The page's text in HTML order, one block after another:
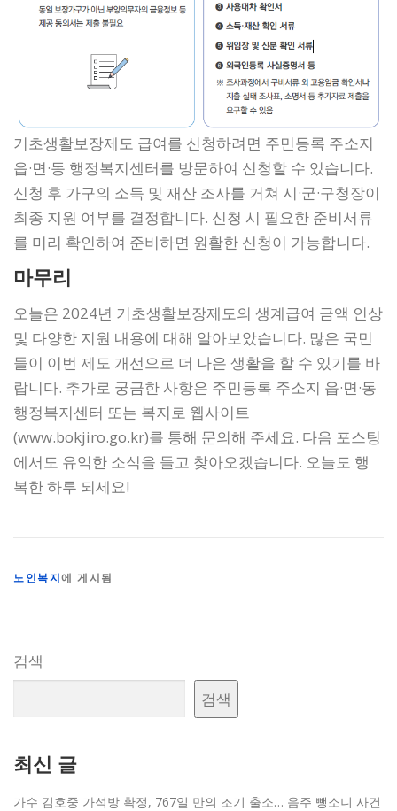
기초생활보장제도 급여를 신청하려면 주민등록 주소지
읍·면·동 행정복지센터를 방문하여 신청할 수 있습니다.
신청 후 가구의 소득 및 재산 조사를 거쳐 시·군·구청장이
최종 지원 여부를 결정합니다. 신청 시 필요한 준비서류
를 미리 확인하여 준비하면 원활한 신청이 가능합니다.
마무리
오늘은 2024년 기초생활보장제도의 생계급여 금액 인상
및 다양한 지원 내용에 대해 알아보았습니다. 많은 국민
들이 이번 제도 개선으로 더 나은 생활을 할 수 있기를 바
랍니다. 추가로 궁금한 사항은 주민등록 주소지 읍·면·동
행정복지센터 또는 복지로 웹사이트
(www.bokjiro.go.kr)를 통해 문의해 주세요. 다음 포스팅
에서도 유익한 소식을 들고 찾아오겠습니다. 오늘도 행
복한 하루 되세요!
노인복지에 게시됨
검색
검색
최신 글
가수 김호중 가석방 확정, 767일 만의 조기 출소… 음주 뺑소니 사건